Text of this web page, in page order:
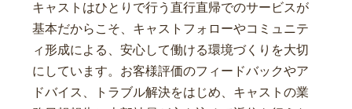
キャストはひとりで行う直行直帰でのサービスが
基本だからこそ、キャストフォローやコミュニテ
ィ形成による、安心して働ける環境づくりを大切
にしています。お客様評価のフィードバックやア
ドバイス、トラブル解決をはじめ、キャストの業